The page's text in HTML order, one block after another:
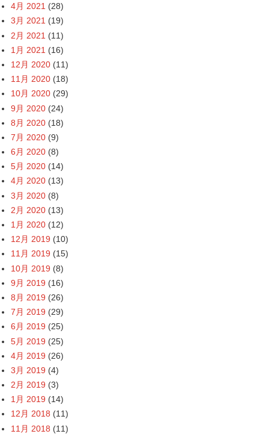
4月 2021 (28)
3月 2021 (19)
2月 2021 (11)
1月 2021 (16)
12月 2020 (11)
11月 2020 (18)
10月 2020 (29)
9月 2020 (24)
8月 2020 (18)
7月 2020 (9)
6月 2020 (8)
5月 2020 (14)
4月 2020 (13)
3月 2020 (8)
2月 2020 (13)
1月 2020 (12)
12月 2019 (10)
11月 2019 (15)
10月 2019 (8)
9月 2019 (16)
8月 2019 (26)
7月 2019 (29)
6月 2019 (25)
5月 2019 (25)
4月 2019 (26)
3月 2019 (4)
2月 2019 (3)
1月 2019 (14)
12月 2018 (11)
11月 2018 (11)